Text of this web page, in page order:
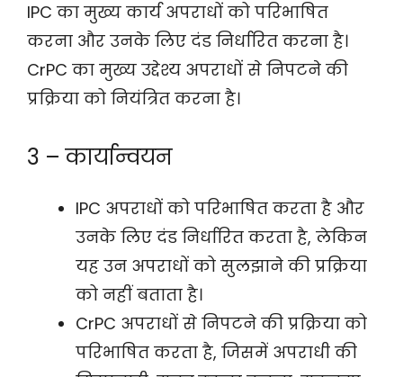
IPC का मुख्य कार्य अपराधों को परिभाषित
करना और उनके लिए दंड निर्धारित करना है।
CrPC का मुख्य उद्देश्य अपराधों से निपटने की
प्रक्रिया को नियंत्रित करना है।
3 – कार्यान्वयन
IPC अपराधों को परिभाषित करता है और
उनके लिए दंड निर्धारित करता है, लेकिन
यह उन अपराधों को सुलझाने की प्रक्रिया
को नहीं बताता है।
CrPC अपराधों से निपटने की प्रक्रिया को
परिभाषित करता है, जिसमें अपराधी की